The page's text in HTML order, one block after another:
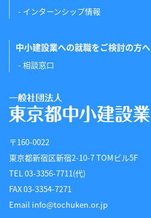
インターンシップ情報
中小建設業への就職をご検討の方へ
相談窓口
〒160-0022
東京都新宿区新宿2-10-7 TOMビル5F
TEL 03-3356-7711(代)
FAX 03-3354-7271
Email info@tochuken.or.jp